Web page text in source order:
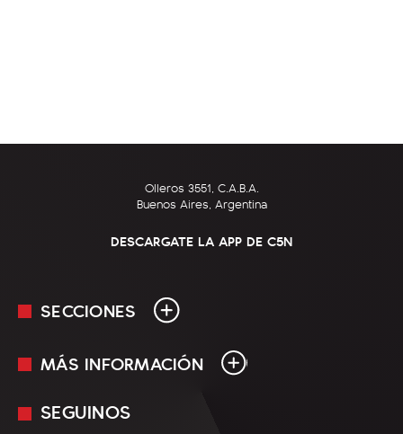
Olleros 3551, C.A.B.A.
Buenos Aires, Argentina
DESCARGATE LA APP DE C5N
SECCIONES
En Vivo
MÁS INFORMACIÓN
Mediakit
SEGUINOS